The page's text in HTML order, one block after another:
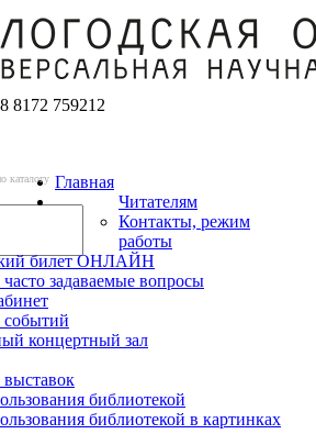
8172 759212
каталогу Главная
Читателям
Контакты, режим
работы
билет ОНЛАЙН
задаваемые вопросы
событий
концертный зал
выставок
библиотекой
библиотекой в картинках